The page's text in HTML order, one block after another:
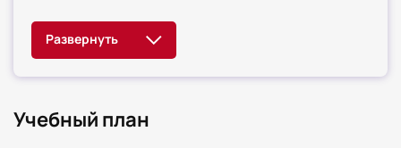
Учебный план